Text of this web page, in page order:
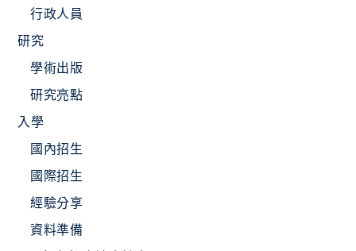
行政人員
研究
學術出版
研究亮點
入學
國內招生
國際招生
經驗分享
資料準備